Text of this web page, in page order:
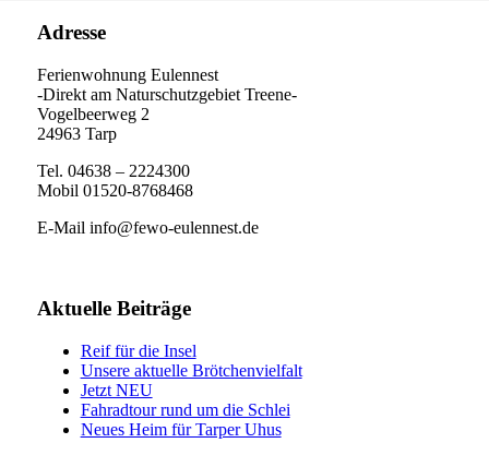
Adresse
Ferienwohnung Eulennest
-Direkt am Naturschutzgebiet Treene-
Vogelbeerweg 2
24963 Tarp
Tel. 04638 – 2224300
Mobil 01520-8768468
E-Mail info@fewo-eulennest.de
Aktuelle Beiträge
Reif für die Insel
Unsere aktuelle Brötchenvielfalt
Jetzt NEU
Fahradtour rund um die Schlei
Neues Heim für Tarper Uhus